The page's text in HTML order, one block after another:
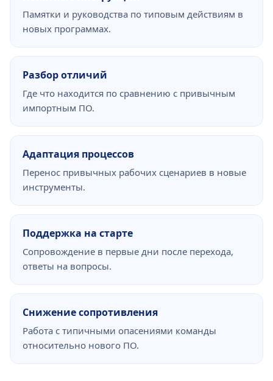
Памятки и руководства по типовым действиям в
новых программах.
Разбор отличий
Где что находится по сравнению с привычным
импортным ПО.
Адаптация процессов
Перенос привычных рабочих сценариев в новые
инструменты.
Поддержка на старте
Сопровождение в первые дни после перехода,
ответы на вопросы.
Снижение сопротивления
Работа с типичными опасениями команды
относительно нового ПО.